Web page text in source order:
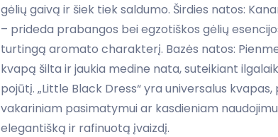
gėlių gaivą ir šiek tiek saldumo. Širdies natos:
– prideda prabangos bei egzotiškos gėlių
turtingą aromato charakterį. Bazės natos:
kvapą šilta ir jaukia medine nata, suteikiant
pojūtį. „Little Black Dress“ yra universalus
vakariniam pasimatymui ar kasdieniam
elegantišką ir rafinuotą įvaizdį.